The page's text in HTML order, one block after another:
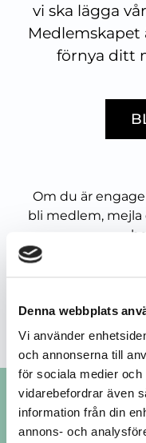
Denna webbplats
Vi använder
och annonserna till
för sociala medier
vidarebefordrar även
information från din
annons- och
vi ska lägga
Medlemskapet
förnya ditt
Om du är
bli medlem, mejla